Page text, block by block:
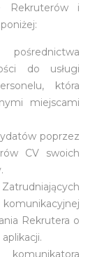
Rekruterów i
do usługi
która
miejscami
poprzez
CV swoich
Rekrutera o